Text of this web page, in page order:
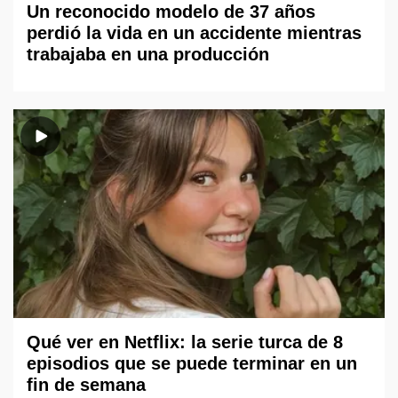
Un reconocido modelo de 37 años
perdió la vida en un accidente mientras
trabajaba en una producción
Qué ver en Netflix: la serie turca de 8
episodios que se puede terminar en un
fin de semana